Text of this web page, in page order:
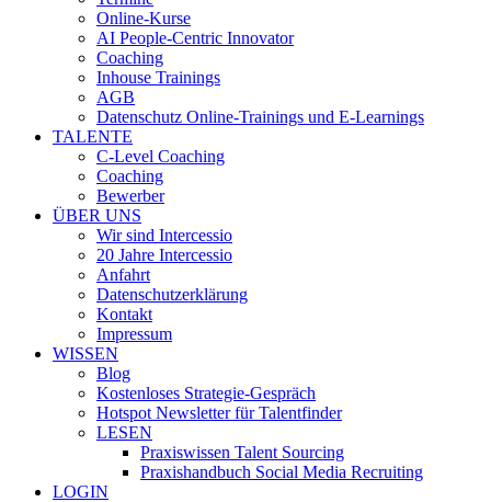
Online-Kurse
AI People-Centric Innovator
Coaching
Inhouse Trainings
AGB
Datenschutz Online-Trainings und E-Learnings
TALENTE
C-Level Coaching
Coaching
Bewerber
ÜBER UNS
Wir sind Intercessio
20 Jahre Intercessio
Anfahrt
Datenschutzerklärung
Kontakt
Impressum
WISSEN
Blog
Kostenloses Strategie-Gespräch
Hotspot Newsletter für Talentfinder
LESEN
Praxiswissen Talent Sourcing
Praxishandbuch Social Media Recruiting
LOGIN